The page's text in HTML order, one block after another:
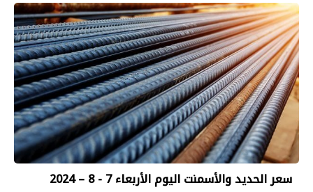
سعر الحديد والأسمنت اليوم الأربعاء 7 - 8 – 2024